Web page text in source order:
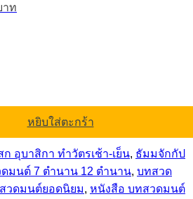
าท
หยิบใส่ตะกร้า
อุบาสิกา ทำวัตรเช้า-เย็น, ธัมมจักกัป
มนต์ 7 ตำนาน 12 ตำนาน, บทสวด
วดมนต์ยอดนิยม, หนังสือ บทสวดมนต์